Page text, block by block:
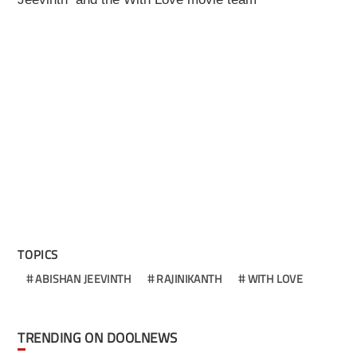
TOPICS
ABISHAN JEEVINTH RAJINIKANTH WITH LOVE
TRENDING ON DOOLNEWS